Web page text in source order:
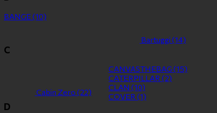
BANGE (10)
Bartuggi (14)
C
Cabin Zero (22)
CANVASTHEBAG (15)
CATERPILLAR (2)
CLAN (10)
COVER (1)
D